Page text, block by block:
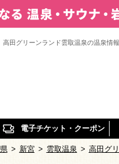
高田グリーンランド雲取温泉の温泉情
電子チケット・クーポン
> 新宮 > 雲取温泉 > 高田グ